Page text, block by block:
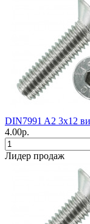
DIN7991 A2 3х12
4.00р.
Лидер продаж